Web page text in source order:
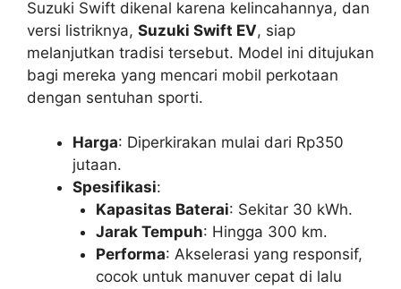
Suzuki Swift dikenal karena kelincahannya, dan
versi listriknya, Suzuki Swift EV, siap
melanjutkan tradisi tersebut. Model ini ditujukan
bagi mereka yang mencari mobil perkotaan
dengan sentuhan sporti.
Harga: Diperkirakan mulai dari Rp350
jutaan.
Spesifikasi:
Kapasitas Baterai: Sekitar 30 kWh.
Jarak Tempuh: Hingga 300 km.
Performa: Akselerasi yang responsif,
cocok untuk manuver cepat di lalu